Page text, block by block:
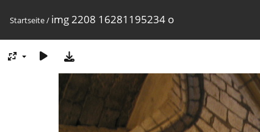
Startseite/ img 2208 16281195234 o